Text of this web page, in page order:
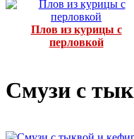
Плов из курицы с
перловкой
Смузи с